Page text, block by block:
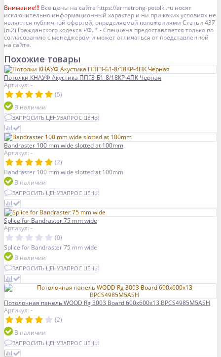
Внимание!!! Все цены на сайте https://armstrong-potolki.ru носят
исключительно информационный характер и ни при каких условиях не
являются публичной офертой, определяемой положениями Статьи 437
(п.2) Гражданского кодекса РФ. * - Спеццена предоставляется только по
согласованию с менеджером и может отличаться от представленной
на сайте.
Похожие товары
Потолки КНАУФ Акустика ППГЗ-Б1-8/18КР-4ПК Черная
Артикул: -
(5)
В наличии
ЗАПРОСИТЬ ЦЕНУЗАПРОС ЦЕНЫ
Bandraster 100 mm wide slotted at 100mm
Артикул: -
(2)
Bandraster 100 mm wide slotted at 100mm
В наличии
ЗАПРОСИТЬ ЦЕНУЗАПРОС ЦЕНЫ
Splice for Bandraster 75 mm wide
Артикул: -
(0)
Splice for Bandraster 75 mm wide
В наличии
ЗАПРОСИТЬ ЦЕНУЗАПРОС ЦЕНЫ
Потолочная панель WOOD Rg 3003 Board 600x600x13 BPCS4985M5ASH
Артикул: -
(2)
В наличии
ЗАПРОСИТЬ ЦЕНУЗАПРОС ЦЕНЫ